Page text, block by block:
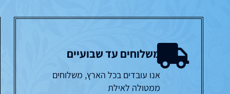
משלוחים עד שבועיים
אנו עובדים בכל הארץ, משלוחים
ממטולה לאילת